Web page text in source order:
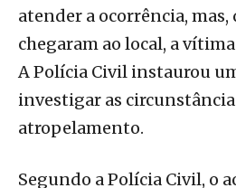
atender a ocorrência, mas,
chegaram ao local, a
A Polícia Civil instaurou
investigar as
atropelamento.
Segundo a Polícia Civil, o